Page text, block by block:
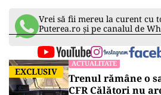
Vrei să fii mereu la curent cu
Puterea.ro și pe canalul de
EXCLUSIV
ACTUALITATE
Trenul rămâne o
CFR Călători nu